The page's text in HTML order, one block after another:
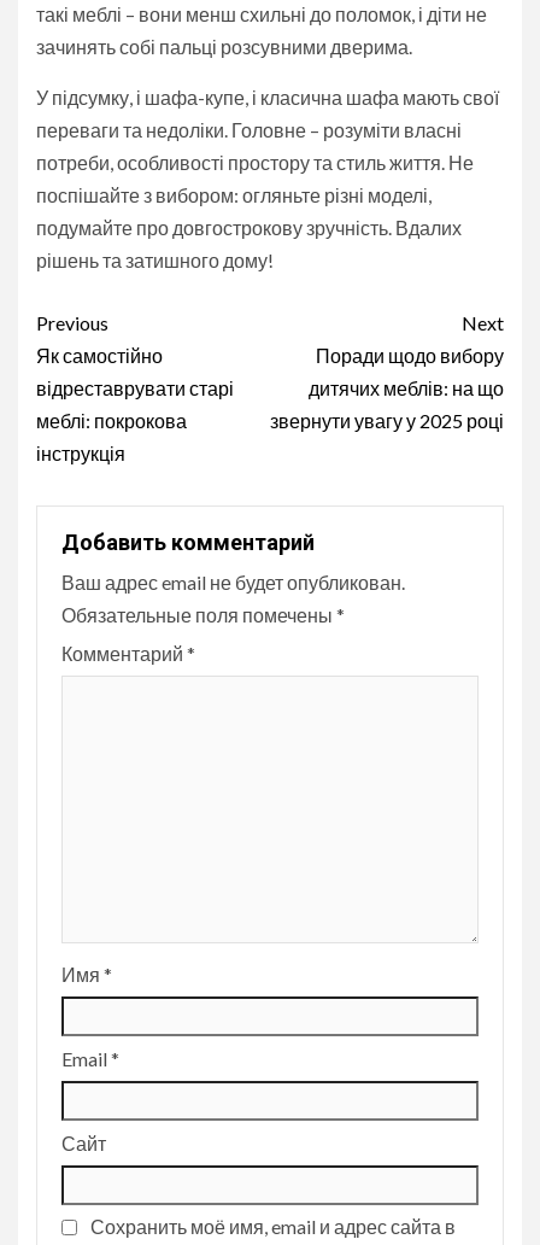
такі меблі – вони менш схильні до поломок, і діти не
зачинять собі пальці розсувними дверима.
У підсумку, і шафа-купе, і класична шафа мають свої
переваги та недоліки. Головне – розуміти власні
потреби, особливості простору та стиль життя. Не
поспішайте з вибором: огляньте різні моделі,
подумайте про довгострокову зручність. Вдалих
рішень та затишного дому!
Continue
Reading
Previous
Як самостійно
відреставрувати старі
меблі: покрокова
інструкція
Next
Поради щодо вибору
дитячих меблів: на що
звернути увагу у 2025 році
Добавить комментарий
Ваш адрес email не будет опубликован.
Обязательные поля помечены *
Комментарий *
Имя *
Email*
Сайт
Сохранить моё имя, email и адрес сайта в